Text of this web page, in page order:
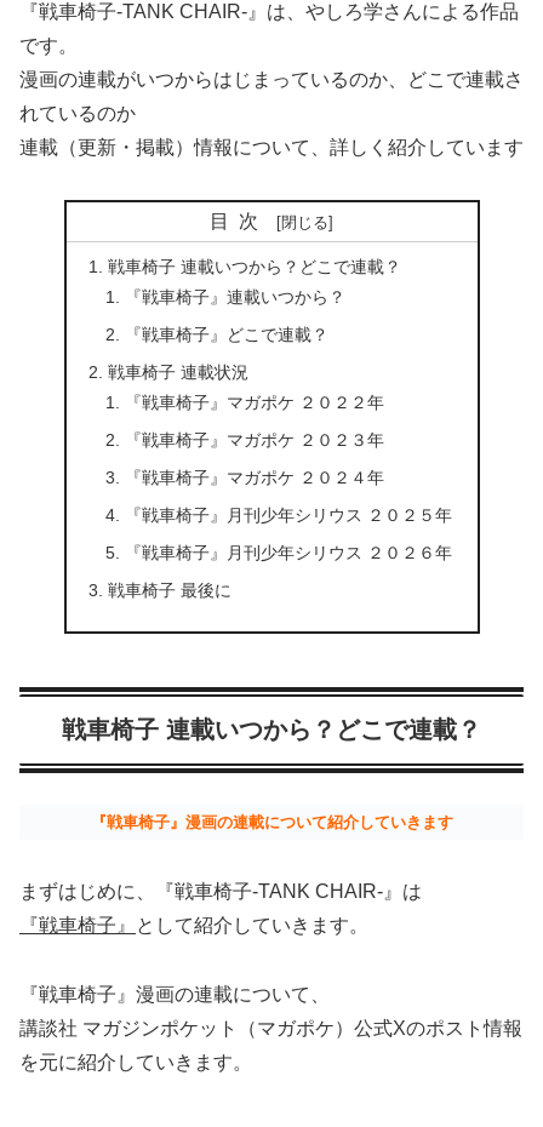
『戦車椅子-TANK CHAIR-』は、やしろ学さんによる作品
です。
漫画の連載がいつからはじまっているのか、どこで連載さ
れているのか
連載（更新・掲載）情報について、詳しく紹介しています
目次
戦車椅子 連載いつから？どこで連載？
『戦車椅子』連載いつから？
『戦車椅子』どこで連載？
戦車椅子 連載状況
『戦車椅子』マガポケ ２０２２年
『戦車椅子』マガポケ ２０２３年
『戦車椅子』マガポケ ２０２４年
『戦車椅子』月刊少年シリウス ２０２５年
『戦車椅子』月刊少年シリウス ２０２６年
戦車椅子 最後に
戦車椅子 連載いつから？どこで連載？
『戦車椅子』漫画の連載について紹介していきます
まずはじめに、『戦車椅子-TANK CHAIR-』は
『戦車椅子』
として紹介していきます。
『戦車椅子』漫画の連載について、
講談社 マガジンポケット（マガポケ）公式Xのポスト情報
を元に紹介していきます。